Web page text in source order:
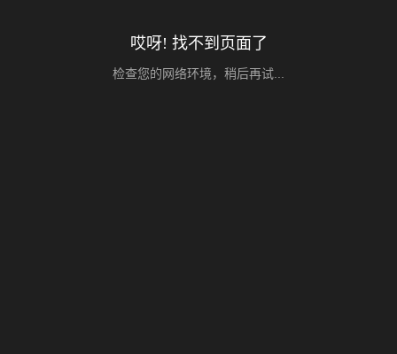
哎呀! 找不到页面了
检查您的网络环境，稍后再试...